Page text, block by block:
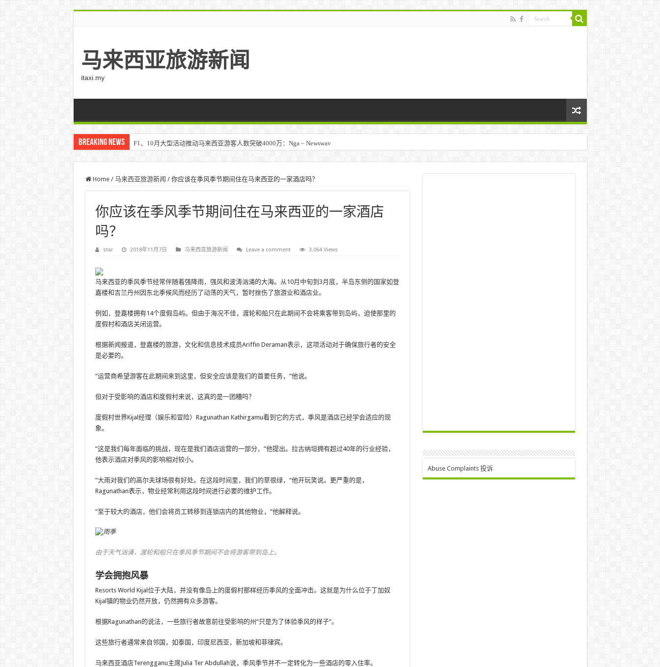
马来西亚旅游新闻
itaxi.my
Breaking News F1、10月大型活动推动马来西亚游客人数突破4000万：Nga – Newswav
Home / 马来西亚旅游新闻 / 你应该在季风季节期间住在马来西亚的一家酒店吗？
你应该在季风季节期间住在马来西亚的一家酒店
吗？
star 2018年11月7日 马来西亚旅游新闻 Leave a comment 3,064 Views
马来西亚的季风季节经常伴随着强降雨，强风和波涛汹涌的大海。从10月中旬到3月底，半岛东侧的国家如登
嘉楼和吉兰丹州因东北季候风而经历了动荡的天气，暂时挫伤了旅游业和酒店业。
例如，登嘉楼拥有14个度假岛屿。但由于海况不佳，渡轮和船只在此期间不会将乘客带到岛屿，迫使那里的
度假村和酒店关闭运营。
根据新闻报道，登嘉楼的旅游，文化和信息技术成员Ariffin Deraman表示，这项活动对于确保旅行者的安全
是必要的。
“运营商希望游客在此期间来到这里，但安全应该是我们的首要任务，”他说。
但对于受影响的酒店和度假村来说，这真的是一团糟吗？
度假村世界Kijal经理（娱乐和冒险）Ragunathan Kathirgamu看到它的方式，季风是酒店已经学会适应的现
象。
“这是我们每年面临的挑战，现在是我们酒店运营的一部分，”他提出。拉古纳坦拥有超过40年的行业经验，
他表示酒店对季风的影响相对较小。
“大雨对我们的高尔夫球场很有好处。在这段时间里，我们的草很绿，“他开玩笑说。更严重的是，
Ragunathan表示，物业经常利用这段时间进行必要的维护工作。
“至于较大的酒店，他们会将员工转移到连锁店内的其他物业，”他解释说。
由于天气汹涌，渡轮和船只在季风季节期间不会将游客带到岛上。
学会拥抱风暴
Resorts World Kijal位于大陆，并没有像岛上的度假村那样经历季风的全面冲击。这就是为什么位于丁加奴
Kijal镇的物业仍然开放，仍然拥有众多游客。
根据Ragunathan的说法，一些旅行者故意前往受影响的州“只是为了体验季风的样子”。
这些旅行者通常来自邻国，如泰国，印度尼西亚，新加坡和菲律宾。
马来西亚酒店Terengganu主席Julia Ter Abdullah说，季风季节并不一定转化为一些酒店的零入住率。
Abuse Complaints 投诉